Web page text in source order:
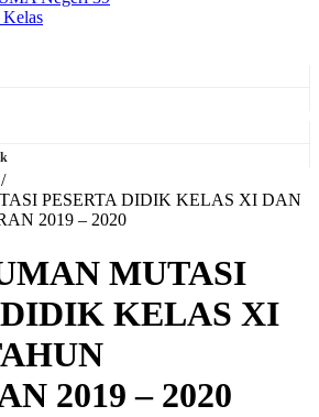
PESERTA DIDIK KELAS XI DAN
2019 – 2020
MUTASI
DIDIK KELAS XI
2019 – 2020